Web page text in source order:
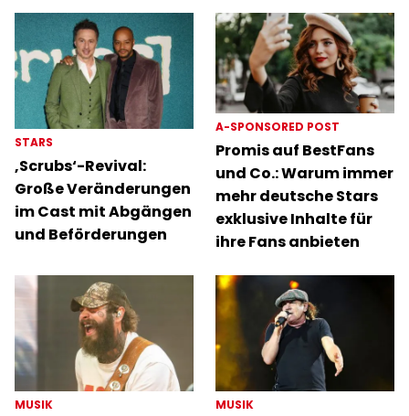
STARS
‚Scrubs‘-Revival:
Große Veränderungen
im Cast mit Abgängen
und Beförderungen
A-SPONSORED POST
Promis auf BestFans
und Co.: Warum immer
mehr deutsche Stars
exklusive Inhalte für
ihre Fans anbieten
MUSIK MUSIK